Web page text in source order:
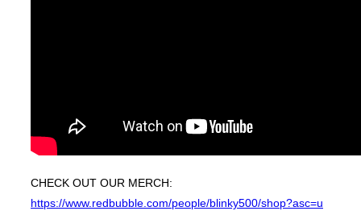
CHECK OUT OUR MERCH:
https://www.redbubble.com/people/blinky500/shop?asc=u